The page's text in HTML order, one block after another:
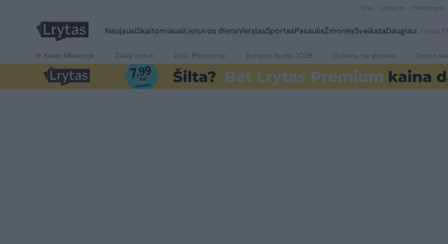
Orai Lrytas.tv Horoskopai
NaujausiSkaitomiausiLietuvos dienaVerslasSportasPasaulisŽmonėsSveikataDaugiauLrytas
Karas Ukrainoje Žalioji erdvė Ačiū, Prezidente Europos burės 2026 Gyvenu, ne skrolinu Darbo